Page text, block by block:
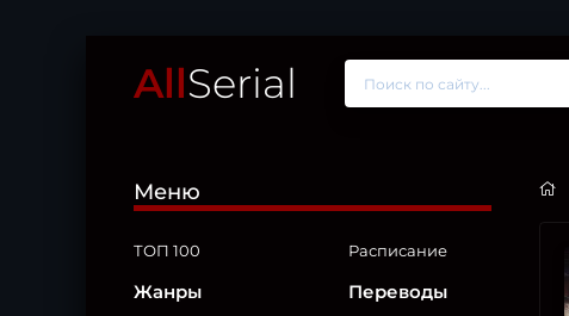
AllSerial
Меню
ТОП 100
Жанры
Расписание
Переводы